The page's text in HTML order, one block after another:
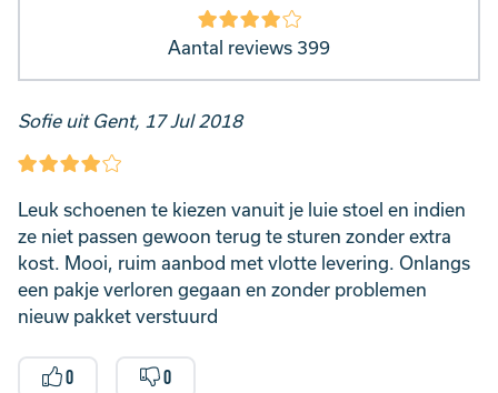
Aantal reviews 399
Sofie uit Gent, 17 Jul 2018
Leuk schoenen te kiezen vanuit je luie stoel en indien
ze niet passen gewoon terug te sturen zonder extra
kost. Mooi, ruim aanbod met vlotte levering. Onlangs
een pakje verloren gegaan en zonder problemen
nieuw pakket verstuurd
0 0